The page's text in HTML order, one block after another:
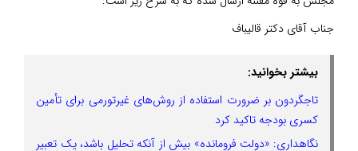
جناب آقای دکتر قالیباف
بیشتر بخوانید:
تاجگردون بر ضرورت استفاده از روش‌های غیرتورمی برای تأمین
کسری بودجه تاکید کرد
نگاهداری: «دولت فرومانده» بیش از آنکه تحلیل باشد، یک تعبیر